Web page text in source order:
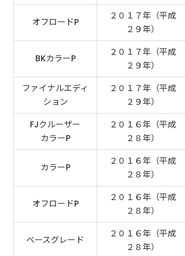
オフロードP
２０１７年（平成
２９年）
BKカラーP
２０１７年（平成
２９年）
ファイナルエディ
ション
２０１７年（平成
２９年）
FJクルーザー
カラーP
２０１６年（平成
２８年）
カラーP
２０１６年（平成
２８年）
オフロードP
２０１６年（平成
２８年）
ベースグレード
２０１６年（平成
２８年）